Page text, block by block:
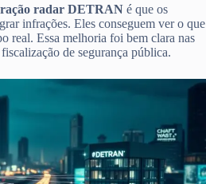
radar DETRAN é que os
infrações. Eles conseguem ver o que
real. Essa melhoria foi bem clara nas
de segurança pública.